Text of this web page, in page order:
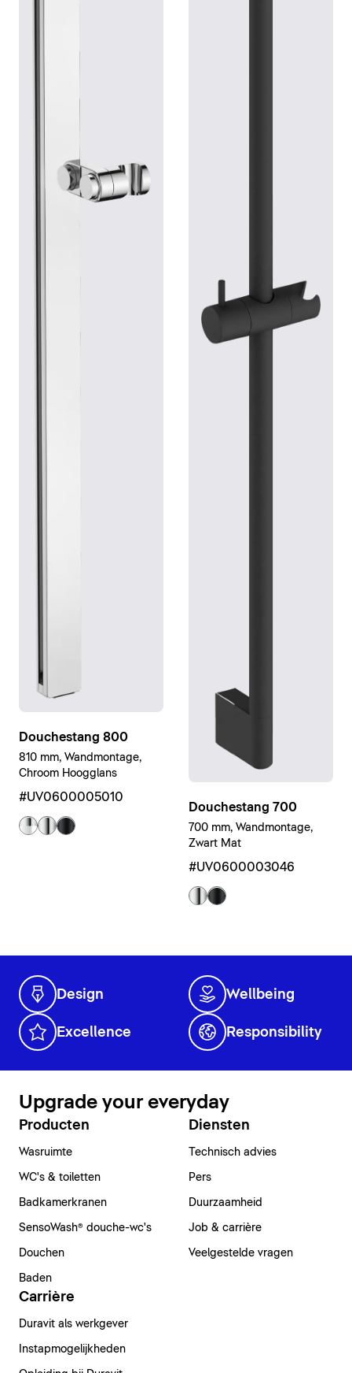
Douchestang 800
810 mm, Wandmontage,
Chroom Hoogglans
#UV0600005010
Douchestang 700
700 mm, Wandmontage,
Zwart Mat
#UV0600003046
Design Wellbeing
Excellence Responsibility
Upgrade your everyday
Producten
Wasruimte
WC's & toiletten
Badkamerkranen
SensoWash® douche-wc's
Douchen
Baden
Diensten
Technisch advies
Pers
Duurzaamheid
Job & carrière
Veelgestelde vragen
Carrière
Duravit als werkgever
Instapmogelijkheden